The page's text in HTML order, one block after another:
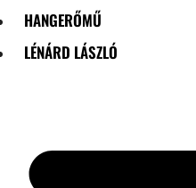
HANGERŐMŰ
LÉNÁRD LÁSZLÓ